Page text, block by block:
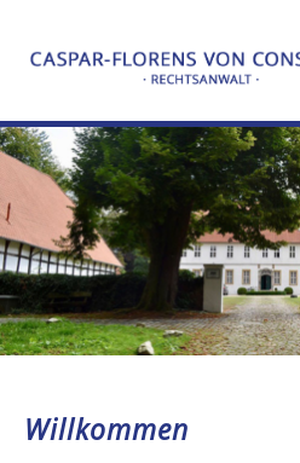
Willkommen